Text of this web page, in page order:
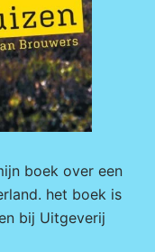
boek over een
het boek is
bij Uitgeverij